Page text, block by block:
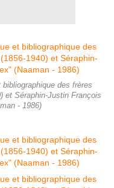
des frères
et Séraphin-Justin François
- 1986)